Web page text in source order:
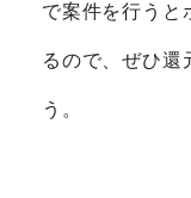
で案件を行うと
るので、ぜひ還
う。